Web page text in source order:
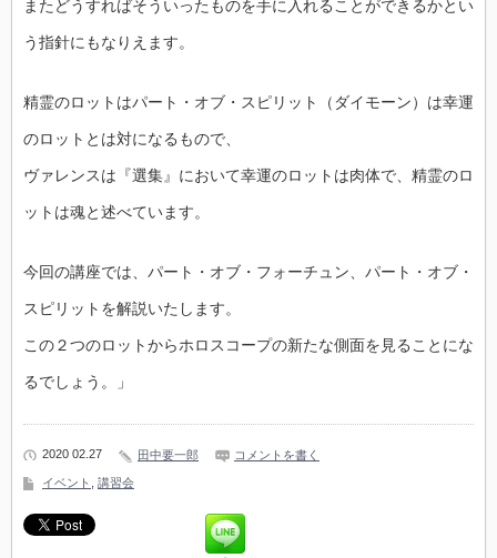
またどうすればそういったものを手に入れることができるかとい
う指針にもなりえます。
精霊のロットはパート・オブ・スピリット（ダイモーン）は幸運
のロットとは対になるもので、
ヴァレンスは『選集』において幸運のロットは肉体で、精霊のロ
ットは魂と述べています。
今回の講座では、パート・オブ・フォーチュン、パート・オブ・
スピリットを解説いたします。
この２つのロットからホロスコープの新たな側面を見ることにな
るでしょう。」
2020 02.27 田中要一郎 コメントを書く
イベント 講習会